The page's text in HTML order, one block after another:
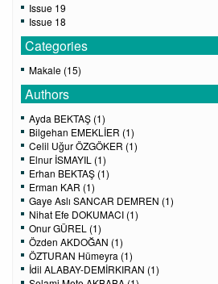
Issue 19
Issue 18
Categories
Makale (15)
Authors
Ayda BEKTAŞ (1)
Bilgehan EMEKLİER (1)
Celil Uğur ÖZGÖKER (1)
Elnur İSMAYIL (1)
Erhan BEKTAŞ (1)
Erman KAR (1)
Gaye Aslı SANCAR DEMREN (1)
Nihat Efe DOKUMACI (1)
Onur GÜREL (1)
Özden AKDOĞAN (1)
ÖZTURAN Hümeyra (1)
İdil ALABAY-DEMİRKIRAN (1)